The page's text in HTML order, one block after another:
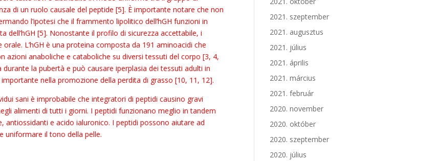
di un ruolo causale del peptide [5]. È importante notare che non
l’ipotesi che il frammento lipolitico dell’hGH funzioni in
dell’hGH [5]. Nonostante il profilo di sicurezza accettabile, i
L’hGH è una proteina composta da 191 aminoacidi che
azioni anaboliche e cataboliche su diversi tessuti del corpo [3, 4,
la pubertà e può causare iperplasia dei tessuti adulti in
nella promozione della perdita di grasso [10, 11, 12].
sani è improbabile che integratori di peptidi causino gravi
alimenti di tutti i giorni. I peptidi funzionano meglio in tandem
antiossidanti e acido ialuronico. I peptidi possono aiutare ad
uniformare il tono della pelle.
2021. szeptember
2021. augusztus
2021. július
2021. április
2021. március
2021. február
2020. november
2020. október
2020. szeptember
2020. július